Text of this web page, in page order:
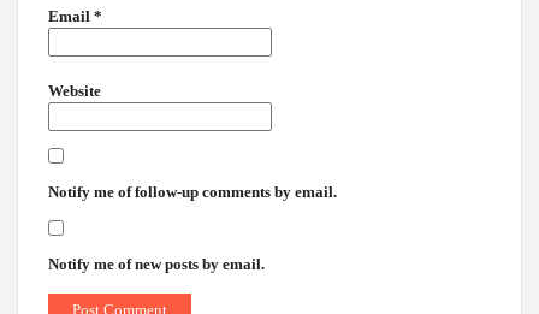
Email *
Website
Notify me of follow-up comments by email.
Notify me of new posts by email.